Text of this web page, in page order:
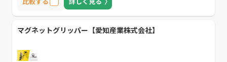
マグネットグリッパー【愛知産業株式会社】